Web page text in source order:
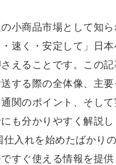
小商品市場として知
速く・安定して」日
えることです。この
する際の全体像、主
関のポイント、そし
も分かりやすく解説
仕入れを始めたばかり
すぐ使える情報を提供